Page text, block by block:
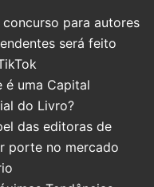
para autores
será feito
é uma Capital
do Livro?
das editoras de
porte no mercado